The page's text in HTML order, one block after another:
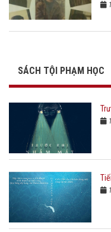
SÁCH TỘI PHẠM HỌC